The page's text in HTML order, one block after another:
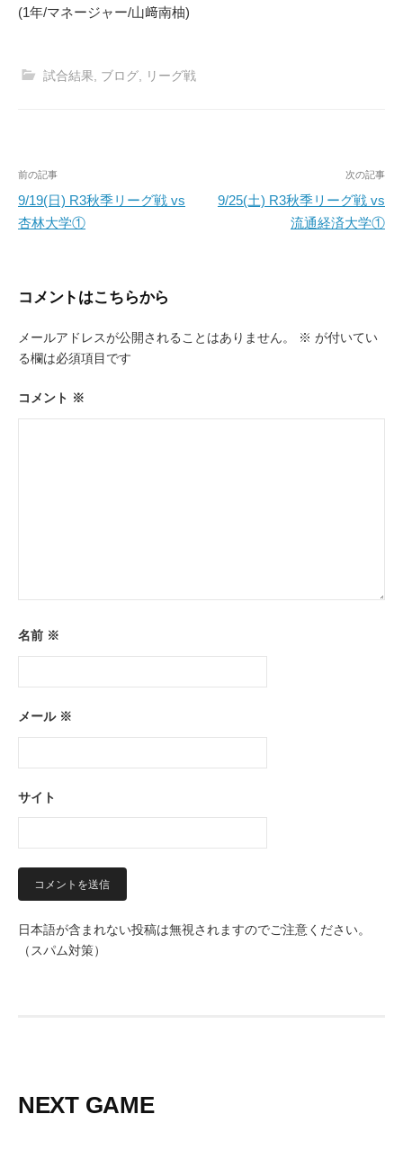
(1年/マネージャー/山﨑南柚)
試合結果 ブログ リーグ戦
投
稿
ナ
ゲ
シ
ョ
ン
前の記事
9/19(日) R3秋季リーグ戦 vs
杏林大学①
次の記事
9/25(土) R3秋季リーグ戦 vs
流通経済大学①
コメントはこちらから
メールアドレスが公開されることはありません。 ※ が付いてい
る欄は必須項目です
コメント ※
名前 ※
メール ※
サイト
日本語が含まれない投稿は無視されますのでご注意ください。
（スパム対策）
NEXT GAME